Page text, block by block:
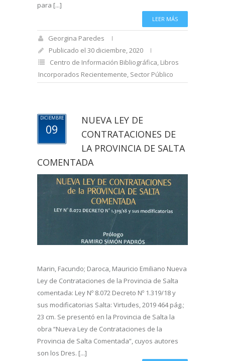
para [...]
LEER MÁS
Georgina Paredes
Publicado el 30 diciembre, 2020
Centro de Información Bibliográfica, Libros
Incorporados Recientemente, Sector Público
DICIEMBRE
09
NUEVA LEY DE
CONTRATACIONES DE
LA PROVINCIA DE SALTA
COMENTADA
Marin, Facundo; Daroca, Mauricio Emiliano Nueva
Ley de Contrataciones de la Provincia de Salta
comentada: Ley Nº 8.072 Decreto Nº 1.319/18 y
sus modificatorias Salta: Virtudes, 2019 464 pág.;
23 cm. Se presentó en la Provincia de Salta la
obra “Nueva Ley de Contrataciones de la
Provincia de Salta Comentada”, cuyos autores
son los Dres. [...]